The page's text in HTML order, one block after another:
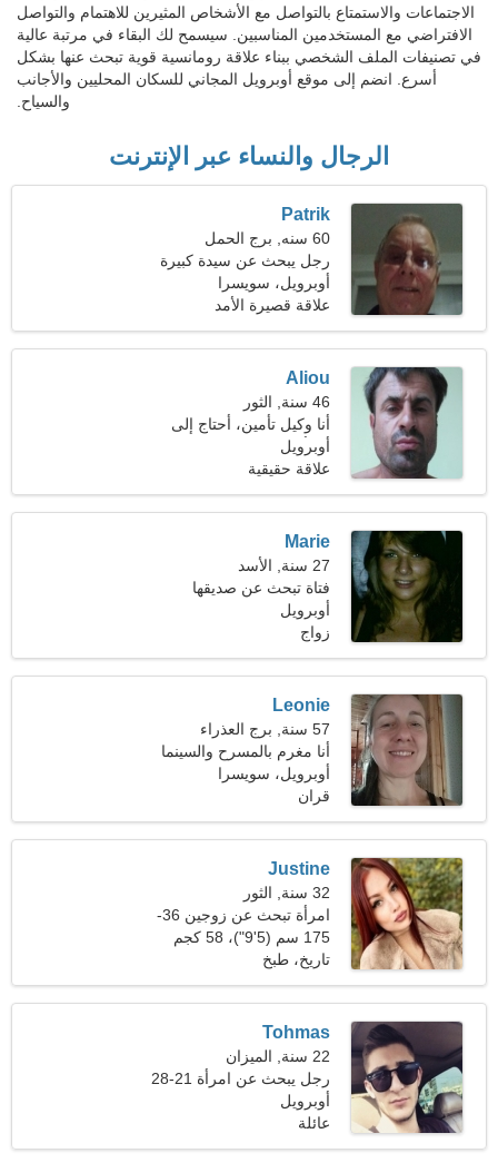
الاجتماعات والاستمتاع بالتواصل مع الأشخاص المثيرين للاهتمام والتواصل
الافتراضي مع المستخدمين المناسبين. سيسمح لك البقاء في مرتبة عالية
في تصنيفات الملف الشخصي ببناء علاقة رومانسية قوية تبحث عنها بشكل
أسرع. انضم إلى موقع أوبرويل المجاني للسكان المحليين والأجانب
والسياح.
الرجال والنساء عبر الإنترنت
Patrik
60 سنه, برج الحمل
رجل يبحث عن سيدة كبيرة
أوبرويل، سويسرا
علاقة قصيرة الأمد
Aliou
46 سنة, الثور
أنا وكيل تأمين، أحتاج إلى
امرأة مرحة
أوبرويل
علاقة حقيقية
Marie
27 سنة, الأسد
فتاة تبحث عن صديقها
أوبرويل
زواج
Leonie
57 سنة, برج العذراء
أنا مغرم بالمسرح والسينما
أوبرويل، سويسرا
قران
Justine
32 سنة, الثور
امرأة تبحث عن زوجين 36-
43
175 سم (5'9")، 58 كجم
(127 رطلا)
تاريخ، طبخ
Tohmas
22 سنة, الميزان
رجل يبحث عن امرأة 21-28
أوبرويل
عائلة